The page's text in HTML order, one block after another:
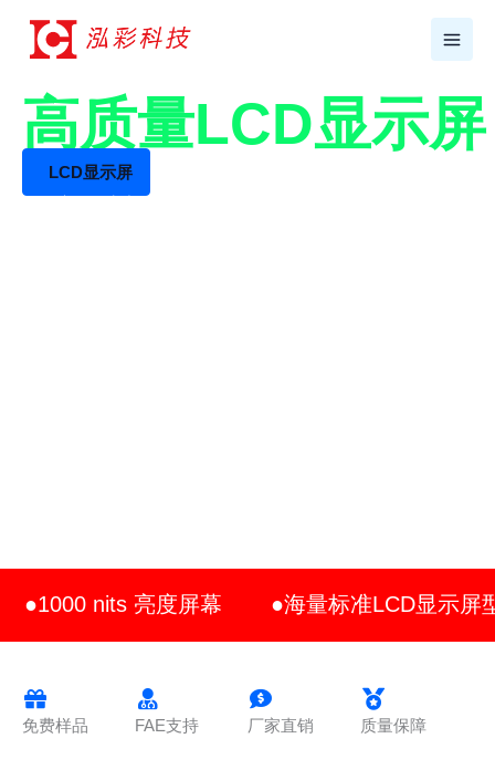
17年+专业LCD工厂
高质量LCD显示
LCD显示屏
●1000 nits 亮度屏幕 ●海量标准LCD显示屏
免费样品 FAE支持 厂家直销 质量保障